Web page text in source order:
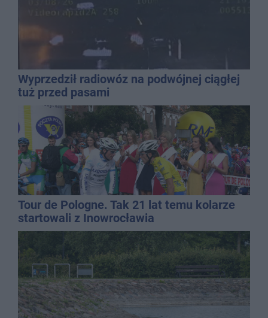
Wyprzedził radiowóz na podwójnej ciągłej
tuż przed pasami
Tour de Pologne. Tak 21 lat temu kolarze
startowali z Inowrocławia